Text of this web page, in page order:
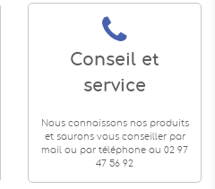
Conseil et
service
Nous connaissons nos produits
et saurons vous conseiller par
mail ou par téléphone au 02 97
47 56 92